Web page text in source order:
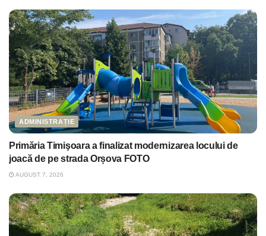
ADMINISTRAȚIE
Primăria Timişoara a finalizat modernizarea locului de
joacă de pe strada Orșova FOTO
AUGUST 7, 2026